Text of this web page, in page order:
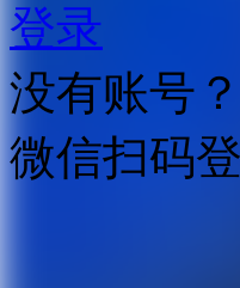
登录
没有账号？
微信扫码